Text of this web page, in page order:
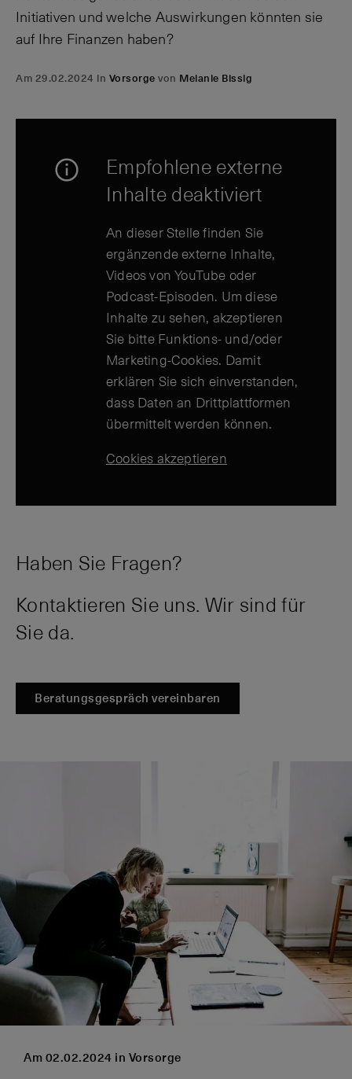
Initiativen und welche Auswirkungen könnten sie
auf Ihre Finanzen haben?
Am 29.02.2024 in Vorsorge von Melanie Bissig
Empfohlene externe
Inhalte deaktiviert
An dieser Stelle finden Sie
ergänzende externe Inhalte,
Videos von YouTube oder
Podcast-Episoden. Um diese
Inhalte zu sehen, akzeptieren
Sie bitte Funktions- und/oder
Marketing-Cookies. Damit
erklären Sie sich einverstanden,
dass Daten an Drittplattformen
übermittelt werden können.
Cookies akzeptieren
Haben Sie Fragen?
Kontaktieren Sie uns. Wir sind für
Sie da.
Beratungsgespräch vereinbaren
Am 02.02.2024 in Vorsorge